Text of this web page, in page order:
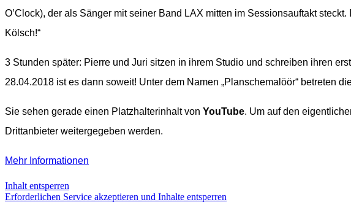
O’Clock), der als Sänger mit seiner Band LAX mitten im Sessionsauftakt
Kölsch!“
3 Stunden später: Pierre und Juri sitzen in ihrem Studio und schreiben ihren
28.04.2018 ist es dann soweit! Unter dem Namen „Planschemalöör“ betreten
Sie sehen gerade einen Platzhalterinhalt von YouTube. Um auf den
Drittanbieter weitergegeben werden.
Mehr Informationen
Inhalt entsperren
Erforderlichen Service akzeptieren und Inhalte entsperren